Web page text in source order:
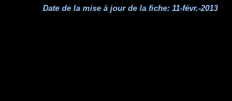
Date de la mise à jour de la fiche: 11-févr.-2013